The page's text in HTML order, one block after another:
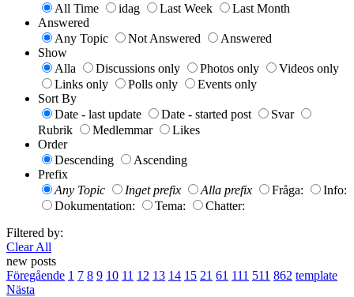
All Time
idag Last Week
Last Month
Answered
Any Topic
Not Answered
Answered
Show
Alla
Discussions only Photos only
Videos only
Links only
Polls only
Events only
Sort By
Date - last update
Date - started post
Svar
Rubrik
Medlemmar
Likes
Order
Descending
Ascending
Prefix
Any Topic
Inget prefix Alla prefix Fråga:
Info:
Dokumentation:
Tema:
Chatter:
Filtered by:
Clear All
new posts
Föregående 1 7 8 9 10 11 12 13 14 15 21 61 111 511 862 template
Nästa